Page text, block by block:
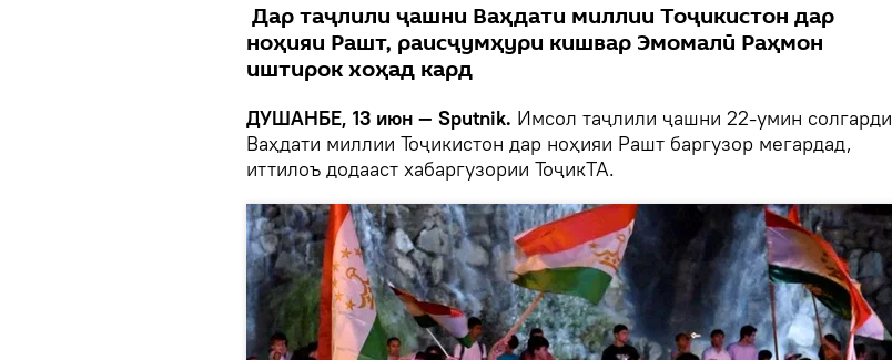
Дар таҷлили ҷашни Ваҳдати миллии Тоҷикистон дар
ноҳияи Рашт, раисҷумҳури кишвар Эмомалӣ Раҳмон
иштирок хоҳад кард
ДУШАНБЕ, 13 июн — Sputnik. Имсол таҷлили ҷашни 22-умин солгарди
Ваҳдати миллии Тоҷикистон дар ноҳияи Рашт баргузор мегардад,
иттилоъ додааст хабаргузории ТоҷикТА.